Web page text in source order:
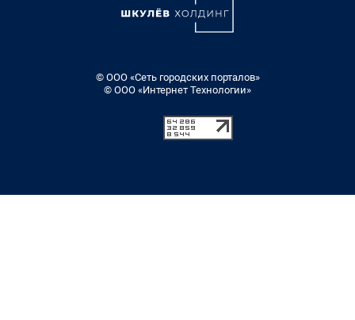
© ООО «Сеть городских порталов»
© ООО «Интернет Технологии»